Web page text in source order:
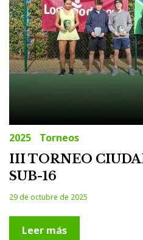
2025 Torneos
III TORNEO
SUB-16
29 de octubre de 2025
Leer más